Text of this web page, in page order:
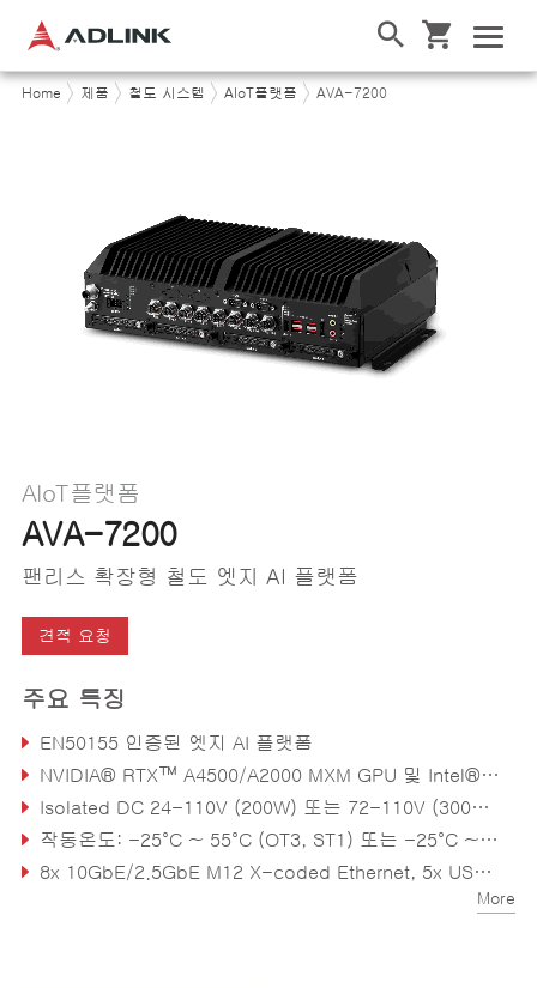
Home 제품 철도 시스템 AIoT플랫폼 AVA-7200
AIoT플랫폼
AVA-7200
팬리스 확장형 철도 엣지 AI 플랫폼
견적 요청
주요 특징
EN50155 인증된 엣지 AI 플랫폼
NVIDIA® RTX™ A4500/A2000 MXM GPU 및 Intel® 13세대 Raptor Lake 모듈 프로세서
Isolated DC 24-110V (200W) 또는 72-110V (300W) 입력, BOM 에 따라 구성 가능
작동온도: -25°C ~ 55°C (OT3, ST1) 또는 -25°C ~ 70°C (OT1, ST1)
8x 10GbE/2.5GbE M12 X-coded Ethernet, 5x USB, 4x SATA, 4x DI/DO, 2x 시리얼 포트, 오디오, DP
More